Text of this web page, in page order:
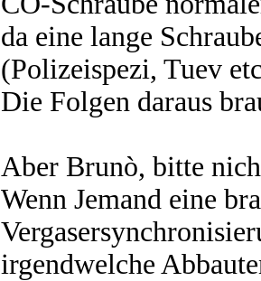
da eine lange
(Polizeispezi, Tuev
Die Folgen daraus
Aber Brunò, bitte
Wenn Jemand eine
irgendwelche